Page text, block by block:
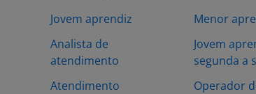
Jovem aprendiz
Analista de
atendimento
Atendimento
Menor
Jovem
segunda a
Operador